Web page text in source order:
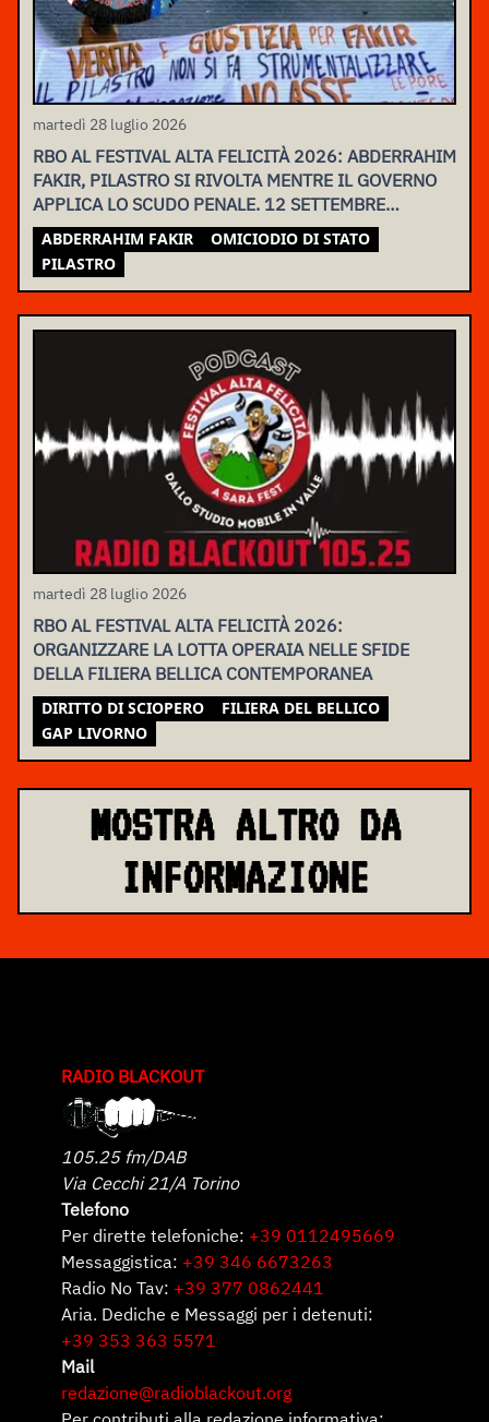
martedì 28 luglio 2026
RBO AL FESTIVAL ALTA FELICITÀ 2026: ABDERRAHIM
FAKIR, PILASTRO SI RIVOLTA MENTRE IL GOVERNO
APPLICA LO SCUDO PENALE. 12 SETTEMBRE
ASSEMBLEA NAZIONALE
ABDERRAHIM FAKIR
OMICIODIO DI STATO
PILASTRO
martedì 28 luglio 2026
RBO AL FESTIVAL ALTA FELICITÀ 2026:
ORGANIZZARE LA LOTTA OPERAIA NELLE SFIDE
DELLA FILIERA BELLICA CONTEMPORANEA
DIRITTO DI SCIOPERO
FILIERA DEL BELLICO
GAP LIVORNO
MOSTRA ALTRO DA
INFORMAZIONE
RADIO BLACKOUT
105.25 fm/DAB
Via Cecchi 21/A Torino
Telefono
Per dirette telefoniche: +39 0112495669
Messaggistica: +39 346 6673263
Radio No Tav: +39 377 0862441
Aria. Dediche e Messaggi per i detenuti:
+39 353 363 5571
Mail
redazione@radioblackout.org